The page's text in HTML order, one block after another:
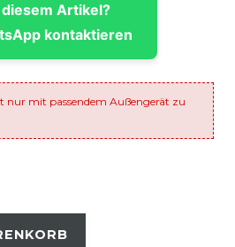
Artikel?
kontaktieren
nur mit passendem Außengerät zu